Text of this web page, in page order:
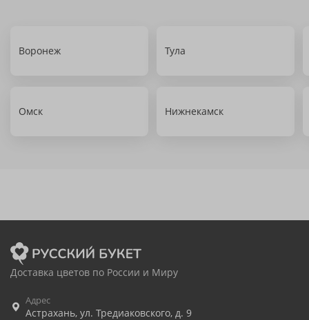
Воронеж Тула
Омск Нижнекамск
Доставка цветов по России и Миру
Адрес
Астрахань, ул. Тредиаковского, д. 9